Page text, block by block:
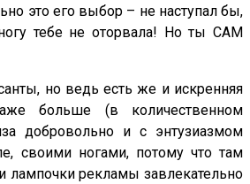
это его выбор – не наступал бы,
тебе не оторвала! Но ты САМ
но ведь есть же и искренняя
больше (в количественном
добровольно и с энтузиазмом
своими ногами, потому что там
лампочки рекламы завлекательно